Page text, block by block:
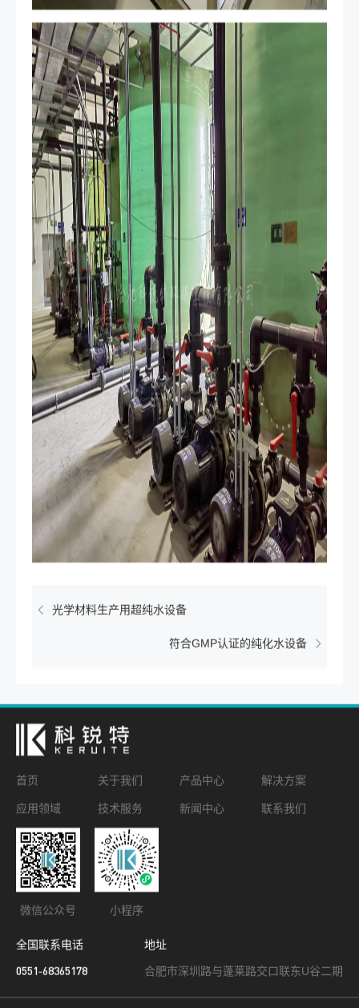
光学材料生产用超纯水设备
符合GMP认证的纯化水设备
首页 关于我们 产品中心 解决方案
应用领域 技术服务 新闻中心 联系我们
微信公众号 小程序
全国联系电话
0551-68365178
地址
合肥市深圳路与蓬莱路交口联东U谷二期